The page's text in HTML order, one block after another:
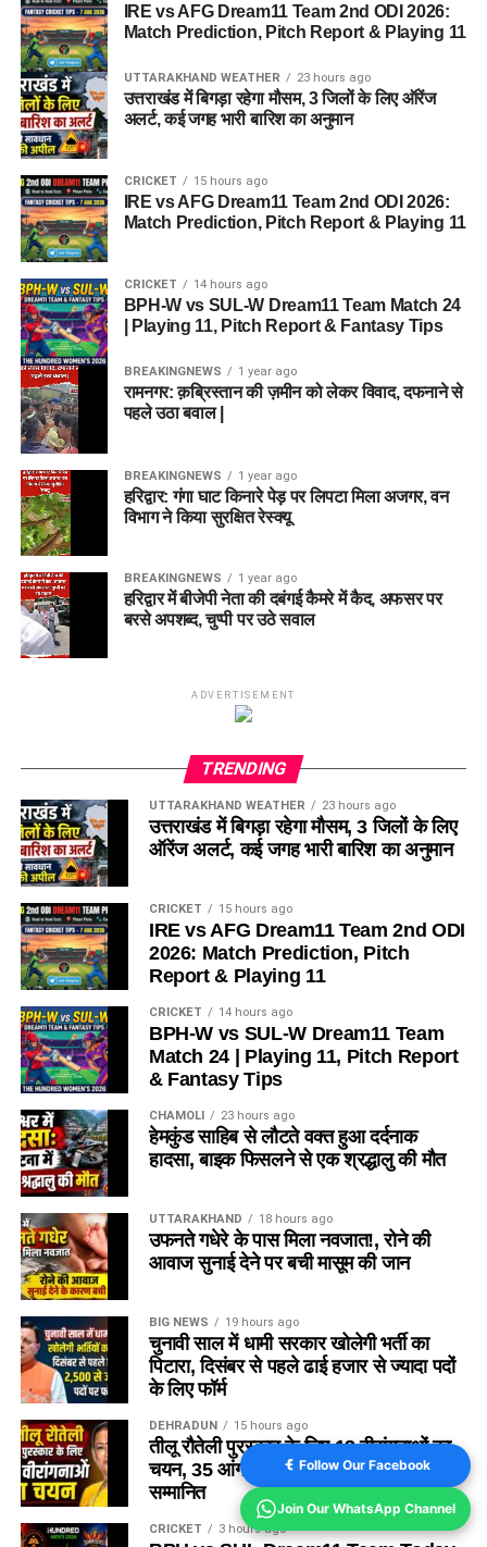
IRE vs AFG Dream11 Team 2nd ODI 2026:
Match Prediction, Pitch Report & Playing 11
UTTARAKHAND WEATHER 23 hours ago
उत्तराखंड में बिगड़ा रहेगा मौसम, 3 जिलों के लिए ऑरेंज
अलर्ट, कई जगह भारी बारिश का अनुमान
CRICKET 15 hours ago
IRE vs AFG Dream11 Team 2nd ODI 2026:
Match Prediction, Pitch Report & Playing 11
CRICKET 14 hours ago
BPH-W vs SUL-W Dream11 Team Match 24
| Playing 11, Pitch Report & Fantasy Tips
BREAKINGNEWS 1 year ago
रामनगर: क़ब्रिस्तान की ज़मीन को लेकर विवाद, दफनाने से
पहले उठा बवाल |
BREAKINGNEWS 1 year ago
हरिद्वार: गंगा घाट किनारे पेड़ पर लिपटा मिला अजगर, वन
विभाग ने किया सुरक्षित रेस्क्यू
BREAKINGNEWS 1 year ago
हरिद्वार में बीजेपी नेता की दबंगई कैमरे में कैद, अफसर पर
बरसे अपशब्द, चुप्पी पर उठे सवाल
ADVERTISEMENT
TRENDING
UTTARAKHAND WEATHER 23 hours ago
उत्तराखंड में बिगड़ा रहेगा मौसम, 3 जिलों के लिए
ऑरेंज अलर्ट, कई जगह भारी बारिश का अनुमान
CRICKET 15 hours ago
IRE vs AFG Dream11 Team 2nd ODI
2026: Match Prediction, Pitch
Report & Playing 11
CRICKET 14 hours ago
BPH-W vs SUL-W Dream11 Team
Match 24 | Playing 11, Pitch Report
& Fantasy Tips
CHAMOLI 23 hours ago
हेमकुंड साहिब से लौटते वक्त हुआ दर्दनाक
हादसा, बाइक फिसलने से एक श्रद्धालु की मौत
UTTARAKHAND 18 hours ago
उफनते गधेरे के पास मिला नवजात!, रोने की
आवाज सुनाई देने पर बची मासूम की जान
BIG NEWS 19 hours ago
चुनावी साल में धामी सरकार खोलेगी भर्ती का
पिटारा, दिसंबर से पहले ढाई हजार से ज्यादा पदों
के लिए फॉर्म
DEHRADUN 15 hours ago
तीलू रौतेली पुरस्कार के लिए 13 वीरांगनाओं का
चयन, 35 आंगनबाड़ी कार्यकत्रियां भी होंगे
सम्मानित
CRICKET 3 hours ago
Follow Our Facebook
Join Our WhatsApp Channel